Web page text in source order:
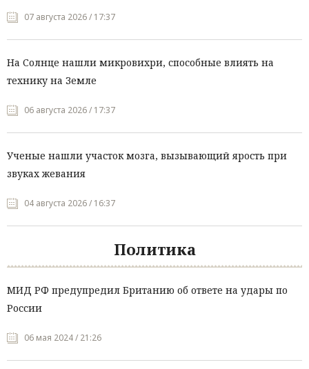
07 августа 2026 / 17:37
На Солнце нашли микровихри, способные влиять на
технику на Земле
06 августа 2026 / 17:37
Ученые нашли участок мозга, вызывающий ярость при
звуках жевания
04 августа 2026 / 16:37
Политика
МИД РФ предупредил Британию об ответе на удары по
России
06 мая 2024 / 21:26